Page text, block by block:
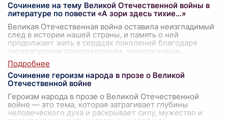
Сочинение на тему Великой Отечественной войны в
литературе по повести «А зори здесь тихие…»
Великая Отечественная война оставила неизгладимый
след в истории нашей страны, и память о ней
продолжает жить в сердцах поколений благодаря
литературным произведениям, увековечивши
Сочинение героизм народа в прозе о Великой
Отечественной войне
Героизм народа в прозе о Великой Отечественной
войне — это тема, которая затрагивает глубины
человеческого духа и раскрывает силу, мужество и